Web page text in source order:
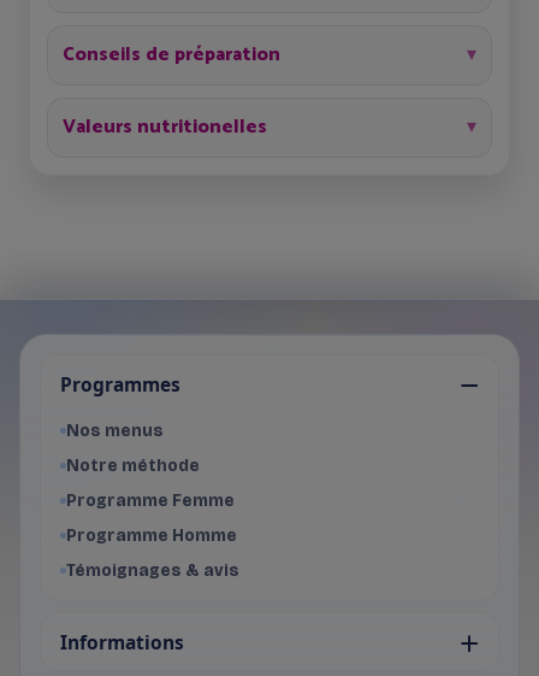
Conseils de préparation
Valeurs nutritionelles
Je choisis mon programme
Programme Homme
Programmes
Nos menus
Notre méthode
Programme Femme
Programme Homme
Témoignages & avis
Informations